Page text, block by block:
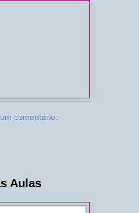
comentário:
Aulas